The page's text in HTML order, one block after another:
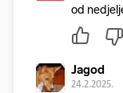
od
Jagod
24.2.2025.